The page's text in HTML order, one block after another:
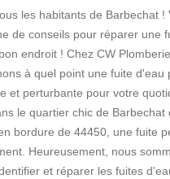
les habitants de Barbechat !
de conseils pour réparer une
endroit ! Chez CW
à quel point une fuite d'eau
et perturbante pour votre
le quartier chic de Barbechat
bordure de 44450, une fuite
Heureusement, nous
et réparer les fuites